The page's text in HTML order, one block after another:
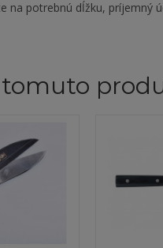
na potrebnú dĺžku, príjemný
tomuto